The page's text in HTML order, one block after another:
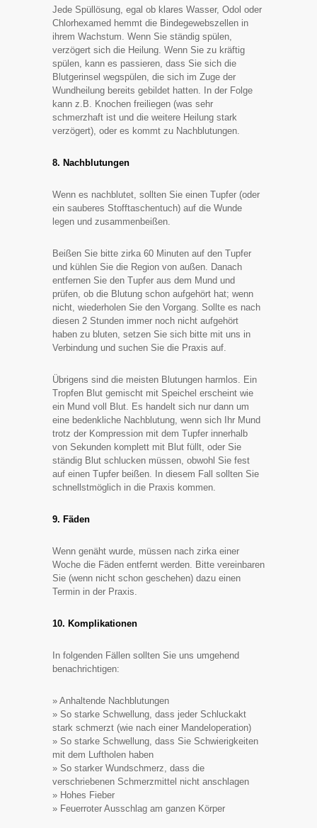
Jede Spüllösung, egal ob klares Wasser, Odol oder
Chlorhexamed hemmt die Bindegewebszellen in
ihrem Wachstum. Wenn Sie ständig spülen,
verzögert sich die Heilung. Wenn Sie zu kräftig
spülen, kann es passieren, dass Sie sich die
Blutgerinsel wegspülen, die sich im Zuge der
Wundheilung bereits gebildet hatten. In der Folge
kann z.B. Knochen freiliegen (was sehr
schmerzhaft ist und die weitere Heilung stark
verzögert), oder es kommt zu Nachblutungen.
8. Nachblutungen
Wenn es nachblutet, sollten Sie einen Tupfer (oder
ein sauberes Stofftaschentuch) auf die Wunde
legen und zusammenbeißen.
Beißen Sie bitte zirka 60 Minuten auf den Tupfer
und kühlen Sie die Region von außen. Danach
entfernen Sie den Tupfer aus dem Mund und
prüfen, ob die Blutung schon aufgehört hat; wenn
nicht, wiederholen Sie den Vorgang. Sollte es nach
diesen 2 Stunden immer noch nicht aufgehört
haben zu bluten, setzen Sie sich bitte mit uns in
Verbindung und suchen Sie die Praxis auf.
Übrigens sind die meisten Blutungen harmlos. Ein
Tropfen Blut gemischt mit Speichel erscheint wie
ein Mund voll Blut. Es handelt sich nur dann um
eine bedenkliche Nachblutung, wenn sich Ihr Mund
trotz der Kompression mit dem Tupfer innerhalb
von Sekunden komplett mit Blut füllt, oder Sie
ständig Blut schlucken müssen, obwohl Sie fest
auf einen Tupfer beißen. In diesem Fall sollten Sie
schnellstmöglich in die Praxis kommen.
9. Fäden
Wenn genäht wurde, müssen nach zirka einer
Woche die Fäden entfernt werden. Bitte vereinbaren
Sie (wenn nicht schon geschehen) dazu einen
Termin in der Praxis.
10. Komplikationen
In folgenden Fällen sollten Sie uns umgehend
benachrichtigen:
» Anhaltende Nachblutungen
» So starke Schwellung, dass jeder Schluckakt
stark schmerzt (wie nach einer Mandeloperation)
» So starke Schwellung, dass Sie Schwierigkeiten
mit dem Luftholen haben
» So starker Wundschmerz, dass die
verschriebenen Schmerzmittel nicht anschlagen
» Hohes Fieber
» Feuerroter Ausschlag am ganzen Körper